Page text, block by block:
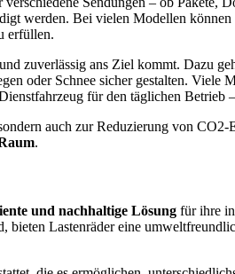
werden. Bei vielen Modellen
erfüllen.
zuverlässig ans Ziel kommt. Dazu
oder Schnee sicher gestalten.
für den täglichen Betrieb
auch zur Reduzierung von
.
und nachhaltige Lösung für ihre
Lastenräder eine